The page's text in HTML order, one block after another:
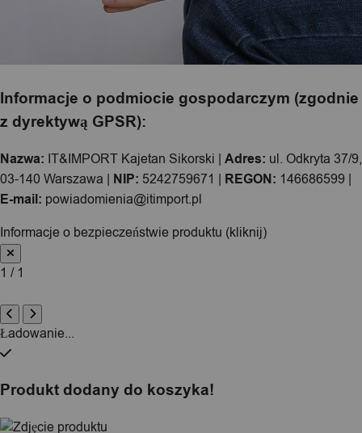
Informacje o podmiocie gospodarczym (zgodnie
z dyrektywą GPSR):
Nazwa: IT&IMPORT Kajetan Sikorski | Adres: ul. Odkryta 37/9,
03-140 Warszawa | NIP: 5242759671 | REGON: 146686599 |
E-mail: powiadomienia@itimport.pl
Informacje o bezpieczeństwie produktu (kliknij)
1 / 1
Ładowanie...
Produkt dodany do koszyka!